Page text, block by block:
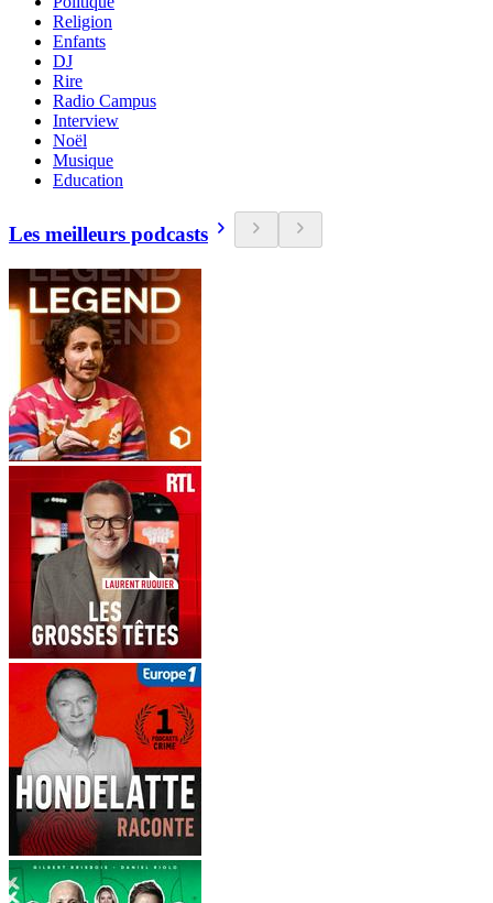
Religion
Enfants
DJ
Rire
Radio Campus
Interview
Noël
Musique
Education
Les meilleurs podcasts